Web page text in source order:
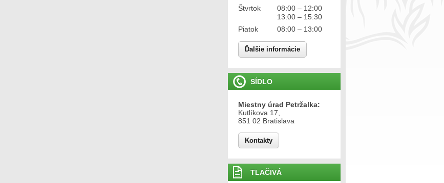
Štvrtok
08:00 – 12:00
13:00 – 15:30
Piatok
08:00 – 13:00
Ďalšie informácie
SÍDLO
Miestny úrad Petržalka:
Kutlíkova 17,
851 02 Bratislava
Kontakty
TLAČIVÁ